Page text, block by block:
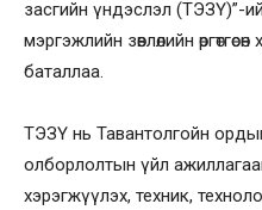
засгийн үндэслэл (ТЭЗҮ)”-
мэргэжлийн зөвлөлийн
баталлаа.
ТЭЗҮ нь Тавантолгойн
олборлолтын үйл ажиллагааг
хэрэгжүүлэх, техник,